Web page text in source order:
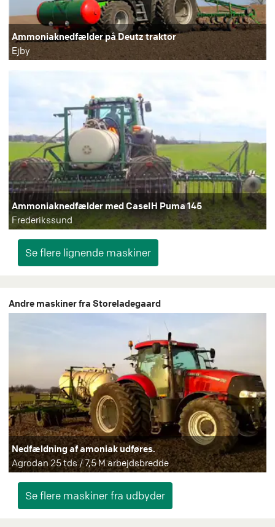
Ammoniaknedfælder på Deutz traktor
Ejby
Ammoniaknedfælder med CaseIH Puma 145
Frederikssund
Andre maskiner fra Storeladegaard
Nedfældning af amoniak udføres.
Agrodan 25 tds / 7,5 M arbejdsbredde